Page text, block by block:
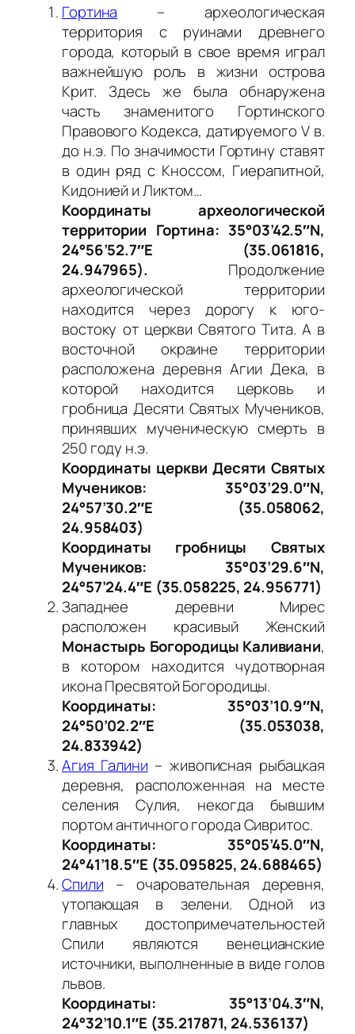
Гортина – археологическая
территория с руинами древнего
города, который в свое время играл
важнейшую роль в жизни острова
Крит. Здесь же была обнаружена
часть знаменитого Гортинского
Правового Кодекса, датируемого V в.
до н.э. По значимости Гортину ставят
в один ряд с Кноссом, Гиерапитной,
Кидонией и Ликтом…
Координаты археологической
территории Гортина: 35°03’42.5″N,
24°56’52.7″E (35.061816,
24.947965). Продолжение
археологической территории
находится через дорогу к юго-
востоку от церкви Святого Тита. А в
восточной окраине территории
расположена деревня Агии Дека, в
которой находится церковь и
гробница Десяти Святых Мучеников,
принявших мученическую смерть в
250 году н.э.
Координаты церкви Десяти Святых
Мучеников: 35°03’29.0″N,
24°57’30.2″E (35.058062,
24.958403)
Координаты гробницы Святых
Мучеников: 35°03’29.6″N,
24°57’24.4″E (35.058225, 24.956771)
Западнее деревни Мирес
расположен красивый Женский
Монастырь Богородицы Каливиани,
в котором находится чудотворная
икона Пресвятой Богородицы.
Координаты: 35°03’10.9″N,
24°50’02.2″E (35.053038,
24.833942)
Агия Галини – живописная рыбацкая
деревня, расположенная на месте
селения Сулия, некогда бывшим
портом античного города Сивритос.
Координаты: 35°05’45.0″N,
24°41’18.5″E (35.095825, 24.688465)
Спили – очаровательная деревня,
утопающая в зелени. Одной из
главных достопримечательностей
Спили являются венецианские
источники, выполненные в виде голов
львов.
Координаты: 35°13’04.3″N,
24°32’10.1″E (35.217871, 24.536137)